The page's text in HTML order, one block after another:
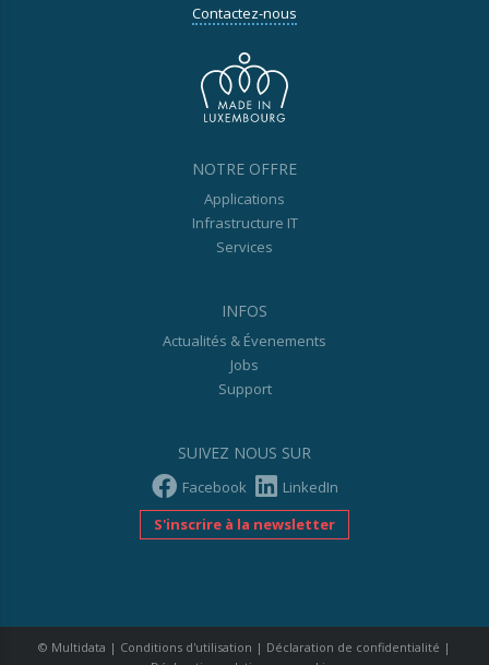
Contactez-nous
NOTRE OFFRE
Applications
Infrastructure IT
Services
INFOS
Actualités & Évenements
Jobs
Support
SUIVEZ NOUS SUR
Facebook
LinkedIn
S'inscrire à la newsletter
© Multidata | Conditions d'utilisation | Déclaration de confidentialité |